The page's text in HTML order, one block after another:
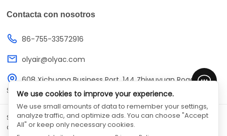
Contacta con nosotros
86-755-33572916
olyair@olyac.com
608 Xichuang Business Port, 144 Zhiwuyuan Road,
Shenzhen, Guangdong, China
SHENZHEN OLYAIR ELECTRIC APPLIANCES CO., LTD. (en inglés)
©
All Rights Reserved
We use cookies to improve your experience.
We use small amounts of data to remember your settings,
analyze traffic, and optimize ads. You can choose "Accept
All" or keep only necessary cookies.